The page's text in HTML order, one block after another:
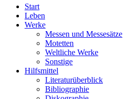
Start
Leben
Werke
Messen und Messesätze
Motetten
Weltliche Werke
Sonstige
Hilfsmittel
Literaturüberblick
Bibliographie